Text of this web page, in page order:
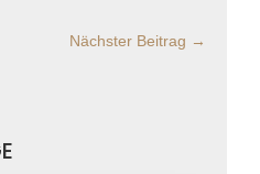
Nächster Beitrag →